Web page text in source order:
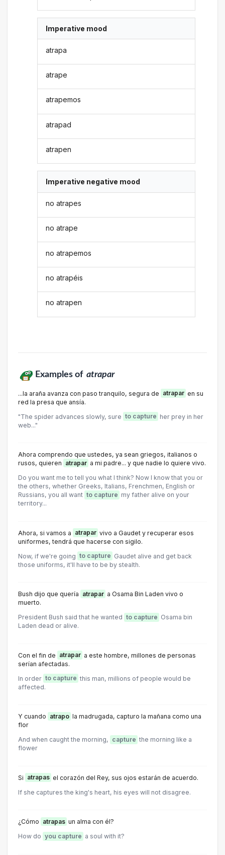
Imperative mood
atrapa
atrape
atrapemos
atrapad
atrapen
Imperative negative mood
no atrapes
no atrape
no atrapemos
no atrapéis
no atrapen
Examples of atrapar
...la araña avanza con paso tranquilo, segura de atrapar en su
red la presa que ansía.
"The spider advances slowly, sure to capture her prey in her
web..."
Ahora comprendo que ustedes, ya sean griegos, italianos o
rusos, quieren atrapar a mi padre... y que nadie lo quiere vivo.
Do you want me to tell you what I think? Now I know that you or
the others, whether Greeks, Italians, Frenchmen, English or
Russians, you all want to capture my father alive on your
territory...
Ahora, si vamos a atrapar vivo a Gaudet y recuperar esos
uniformes, tendrá que hacerse con sigilo.
Now, if we're going to capture Gaudet alive and get back
those uniforms, it'll have to be by stealth.
Bush dijo que quería atrapar a Osama Bin Laden vivo o
muerto.
President Bush said that he wanted to capture Osama bin
Laden dead or alive.
Con el fin de atrapar a este hombre, millones de personas
serían afectadas.
In order to capture this man, millions of people would be
affected.
Y cuando atrapo la madrugada, capturo la mañana como una
flor
And when caught the morning, capture the morning like a
flower
Si atrapas el corazón del Rey, sus ojos estarán de acuerdo.
If she captures the king's heart, his eyes will not disagree.
¿Cómo atrapas un alma con él?
How do you capture a soul with it?